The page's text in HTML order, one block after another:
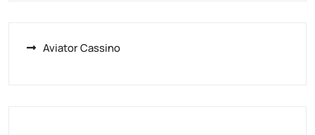
Aviator Cassino